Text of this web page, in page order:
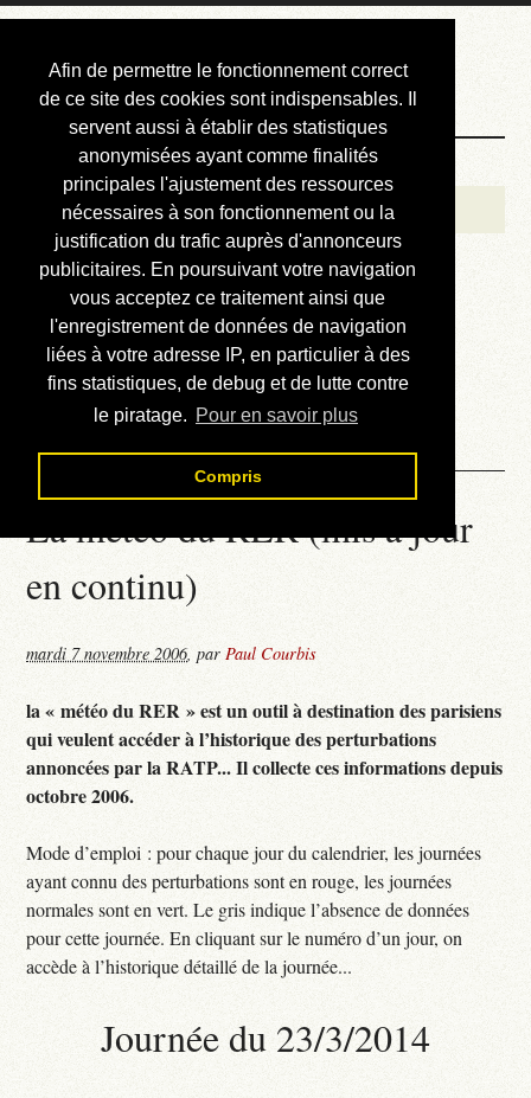
Afin de permettre le fonctionnement correct
de ce site des cookies sont indispensables. Il
servent aussi à établir des statistiques
anonymisées ayant comme finalités
principales l'ajustement des ressources
nécessaires à son fonctionnement ou la
justification du trafic auprès d'annonceurs
publicitaires. En poursuivant votre navigation
vous acceptez ce traitement ainsi que
l'enregistrement de données de navigation
liées à votre adresse IP, en particulier à des
fins statistiques, de debug et de lutte contre
le piratage. Pour en savoir plus
Compris
Courbis, « LE »
Blog Officiel
Bienvenue
Réalisations
Divers (et d’été)
Annonces
Liens externes
Téléchargement
Contact
La météo du RER (mis à jour
en continu)
mardi 7 novembre 2006,parPaul Courbis
la « météo du RER » est un outil à destination des parisiens
qui veulent accéder à l’historique des perturbations
annoncées par la RATP... Il collecte ces informations depuis
octobre 2006.
Mode d’emploi : pour chaque jour du calendrier, les journées
ayant connu des perturbations sont en rouge, les journées
normales sont en vert. Le gris indique l’absence de données
pour cette journée. En cliquant sur le numéro d’un jour, on
accède à l’historique détaillé de la journée...
Journée du 23/3/2014